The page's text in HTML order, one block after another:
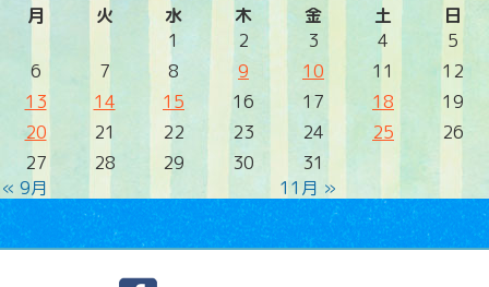
月 火 水 木 金 土 日
« 9月 11月 »
1 2 3 4
5
6
7 8 9 10 11
12
13
14 15 16 17 18
19
20
21 22 23 24 25
26
27
28 29 30 31